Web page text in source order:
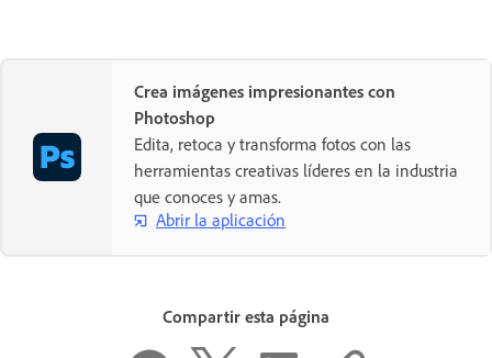
Crea imágenes impresionantes con
Photoshop
Edita, retoca y transforma fotos con las
herramientas creativas líderes en la industria
que conoces y amas.
Abrir la aplicación
Compartir esta página